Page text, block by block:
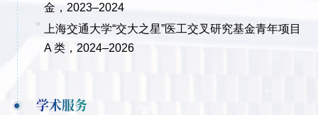
金，2023–2024
上海交通大学“交大之星”医工交叉研究基金青年项目
A 类，2024–2026
学术服务